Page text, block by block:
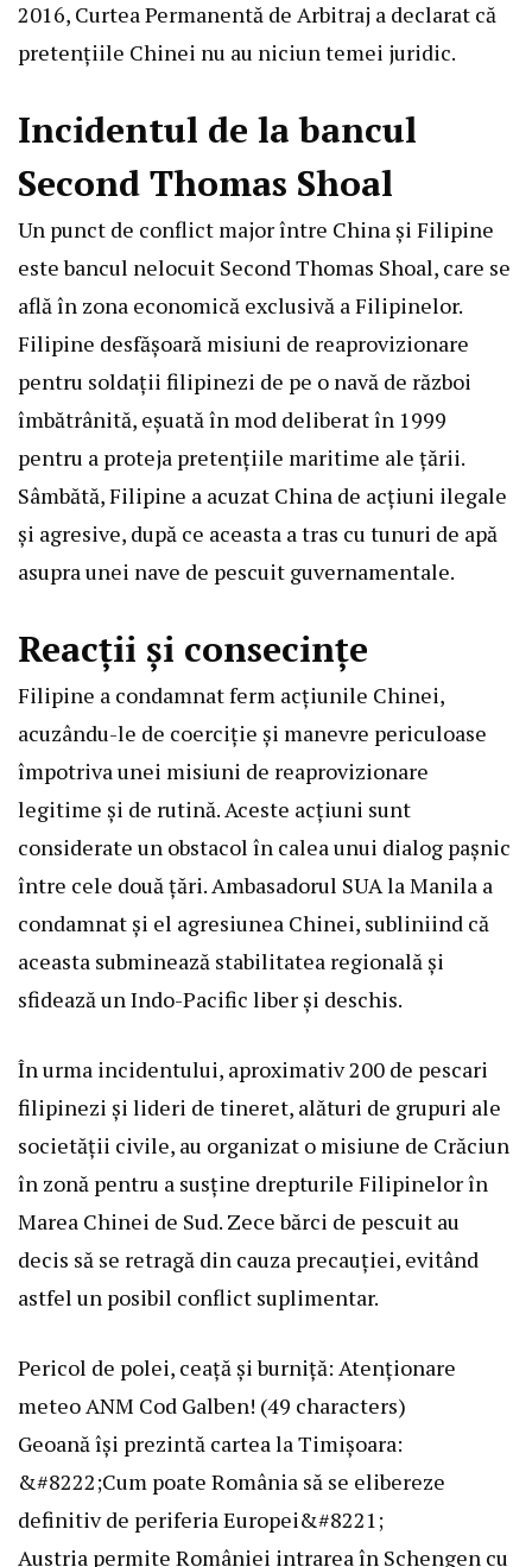
2016, Curtea Permanentă de Arbitraj a declarat că
pretențiile Chinei nu au niciun temei juridic.
Incidentul de la bancul
Second Thomas Shoal
Un punct de conflict major între China și Filipine
este bancul nelocuit Second Thomas Shoal, care se
află în zona economică exclusivă a Filipinelor.
Filipine desfășoară misiuni de reaprovizionare
pentru soldații filipinezi de pe o navă de război
îmbătrânită, eșuată în mod deliberat în 1999
pentru a proteja pretențiile maritime ale țării.
Sâmbătă, Filipine a acuzat China de acțiuni ilegale
și agresive, după ce aceasta a tras cu tunuri de apă
asupra unei nave de pescuit guvernamentale.
Reacții și consecințe
Filipine a condamnat ferm acțiunile Chinei,
acuzându-le de coerciție și manevre periculoase
împotriva unei misiuni de reaprovizionare
legitime și de rutină. Aceste acțiuni sunt
considerate un obstacol în calea unui dialog pașnic
între cele două țări. Ambasadorul SUA la Manila a
condamnat și el agresiunea Chinei, subliniind că
aceasta subminează stabilitatea regională și
sfidează un Indo-Pacific liber și deschis.
În urma incidentului, aproximativ 200 de pescari
filipinezi și lideri de tineret, alături de grupuri ale
societății civile, au organizat o misiune de Crăciun
în zonă pentru a susține drepturile Filipinelor în
Marea Chinei de Sud. Zece bărci de pescuit au
decis să se retragă din cauza precauției, evitând
astfel un posibil conflict suplimentar.
Pericol de polei, ceață și burniță: Atenționare
meteo ANM Cod Galben! (49 characters)
Geoană își prezintă cartea la Timișoara:
&#8222;Cum poate România să se elibereze
definitiv de periferia Europei&#8221;
Austria permite României intrarea în Schengen cu